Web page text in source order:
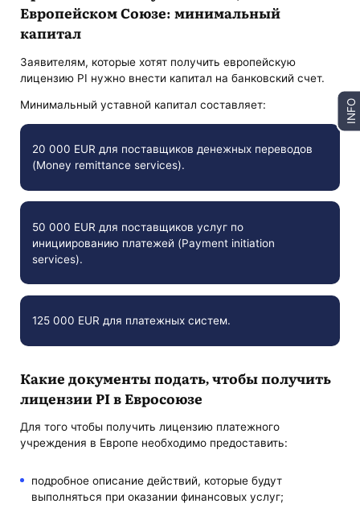
Европейском Союзе: минимальный
капитал
Заявителям, которые хотят получить европейскую
лицензию PI нужно внести капитал на банковский счет.
Минимальный уставной капитал составляет:
20 000 EUR для поставщиков денежных переводов
(Money remittance services).
50 000 EUR для поставщиков услуг по
инициированию платежей (Payment initiation
services).
125 000 EUR для платежных систем.
Какие документы подать, чтобы получить
лицензии PI в Евросоюзе
Для того чтобы получить лицензию платежного
учреждения в Европе необходимо предоставить:
подробное описание действий, которые будут
выполняться при оказании финансовых услуг;
INFO